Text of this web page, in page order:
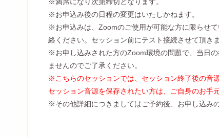
※満席になり次第締切となります。
※お申込み後の日程の変更はいたしかねます。
※お申込みは、Zoomのご使用が可能な方に限らせ
絡ください。セッション前にテスト接続させて頂きま
※お申し込みされた方のZoom環境の問題で、当日
ませんのでご了承ください。
※こちらのセッションでは、セッション終了後の音
セッション音源を保存されたい方は、ご自身のお手
※その他詳細につきましてはご予約後、お申し込み